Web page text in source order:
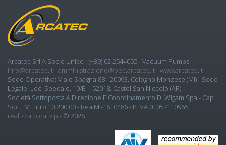
Arcatec Srl A Socio Unico - (+39) 02 2544055 -Vacuum Pumps-
info@arcatec.it-amministrazione@pec.arcatec.it-www.arcatec.it
Sede Operativa: Viale Spagna 88 - 20093, Cologno Monzese (MI)- Sede
Legale: Loc. Spedale, 10/b – 52018, Castel San Niccolò (AR)
Società Sottoposta A Direzione E Coordinamento Di Wigam Spa - Cap.
Soc. I.v. Euro 10.200,00 - Rea MI-1610486 - P.IVA 01057110965
realizzato da: vip - © 2026